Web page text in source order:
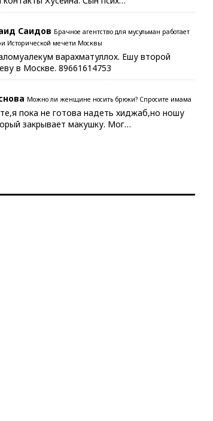
Саидов Брачное агентство для мусульман работает
Исторической мечети Москвы
варахматуллох. Ешу второй
в Москве. 89661614753
Можно ли женщине носить брюки? Спросите имама
пока не готова надеть хиджаб,но ношу
закрывает макушку. Мог…